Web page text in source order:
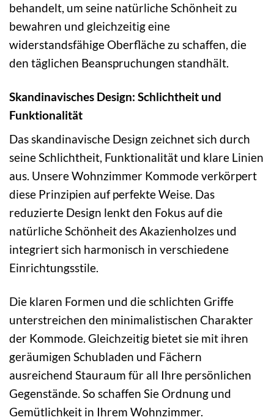
behandelt, um seine natürliche Schönheit zu
bewahren und gleichzeitig eine
widerstandsfähige Oberfläche zu schaffen, die
den täglichen Beanspruchungen standhält.
Skandinavisches Design: Schlichtheit und
Funktionalität
Das skandinavische Design zeichnet sich durch
seine Schlichtheit, Funktionalität und klare Linien
aus. Unsere Wohnzimmer Kommode verkörpert
diese Prinzipien auf perfekte Weise. Das
reduzierte Design lenkt den Fokus auf die
natürliche Schönheit des Akazienholzes und
integriert sich harmonisch in verschiedene
Einrichtungsstile.
Die klaren Formen und die schlichten Griffe
unterstreichen den minimalistischen Charakter
der Kommode. Gleichzeitig bietet sie mit ihren
geräumigen Schubladen und Fächern
ausreichend Stauraum für all Ihre persönlichen
Gegenstände. So schaffen Sie Ordnung und
Gemütlichkeit in Ihrem Wohnzimmer.